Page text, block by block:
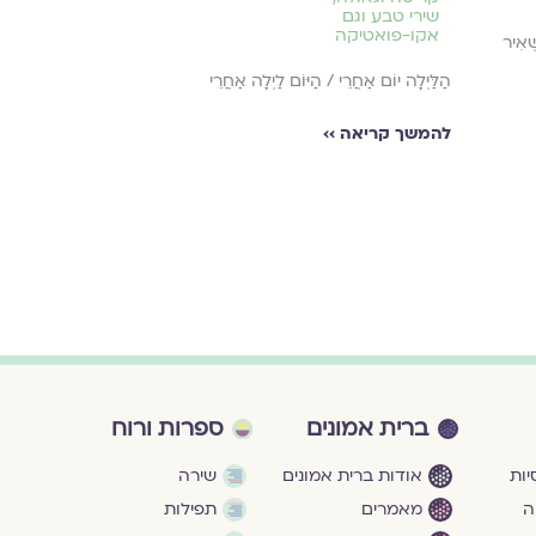
שירי טבע וגם
אקו-פואטיקה
הַלַּיְלָה יוֹם אַחֲרֵי / הַיּוֹם לַיְלָה אַחֲרֵי
להמשך קריאה ››
ברית אמונים
אודות ברית אמונים
מאמרים
ספרות ורוח
שירה
תפילות